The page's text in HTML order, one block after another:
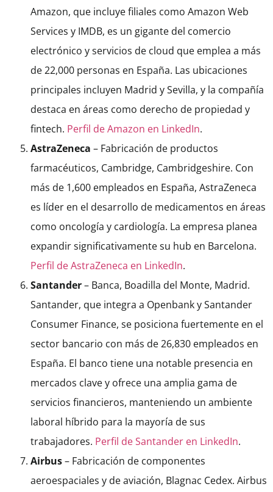
Amazon, que incluye filiales como Amazon Web
Services y IMDB, es un gigante del comercio
electrónico y servicios de cloud que emplea a más
de 22,000 personas en España. Las ubicaciones
principales incluyen Madrid y Sevilla, y la compañía
destaca en áreas como derecho de propiedad y
fintech. Perfil de Amazon en LinkedIn.
AstraZeneca – Fabricación de productos
farmacéuticos, Cambridge, Cambridgeshire. Con
más de 1,600 empleados en España, AstraZeneca
es líder en el desarrollo de medicamentos en áreas
como oncología y cardiología. La empresa planea
expandir significativamente su hub en Barcelona.
Perfil de AstraZeneca en LinkedIn.
Santander– Banca, Boadilla del Monte, Madrid.
Santander, que integra a Openbank y Santander
Consumer Finance, se posiciona fuertemente en el
sector bancario con más de 26,830 empleados en
España. El banco tiene una notable presencia en
mercados clave y ofrece una amplia gama de
servicios financieros, manteniendo un ambiente
laboral híbrido para la mayoría de sus
trabajadores. Perfil de Santander en LinkedIn.
Airbus– Fabricación de componentes
aeroespaciales y de aviación, Blagnac Cedex. Airbus